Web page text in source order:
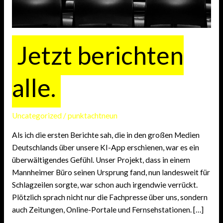
Jetzt berichten
alle.
Uncategorized/punktachtneun
Als ich die ersten Berichte sah, die in den großen Medien
Deutschlands über unsere KI-App erschienen, war es ein
überwältigendes Gefühl. Unser Projekt, dass in einem
Mannheimer Büro seinen Ursprung fand, nun landesweit für
Schlagzeilen sorgte, war schon auch irgendwie verrückt.
Plötzlich sprach nicht nur die Fachpresse über uns, sondern
auch Zeitungen, Online-Portale und Fernsehstationen. […]